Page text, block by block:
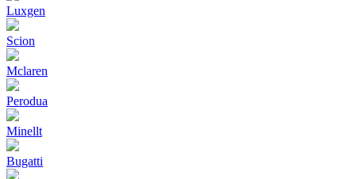
Luxgen
Scion
Mclaren
Perodua
Minellt
Bugatti